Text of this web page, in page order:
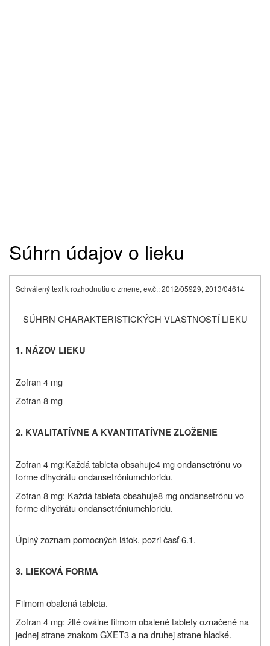
Súhrn údajov o lieku
Schválený text k rozhodnutiu o zmene, ev.č.: 2012/05929, 2013/04614
SÚHRN CHARAKTERISTICKÝCH VLASTNOSTÍ LIEKU
1. NÁZOV LIEKU
Zofran 4 mg
Zofran 8 mg
2. KVALITATÍVNE A KVANTITATÍVNE ZLOŽENIE
Zofran 4 mg:Každá tableta obsahuje4 mg ondansetrónu vo
formedihydrátu ondansetróniumchloridu.
Zofran 8 mg: Každá tableta obsahuje8 mg ondansetrónu vo
formedihydrátu ondansetróniumchloridu.
Úplný zoznam pomocných látok, pozri časť 6.1.
3. LIEKOVÁ FORMA
Filmom obalená tableta.
Zofran 4 mg: žlté oválne filmom obalené tablety označené na
jednej strane znakom GXET3 a na druhej strane hladké.